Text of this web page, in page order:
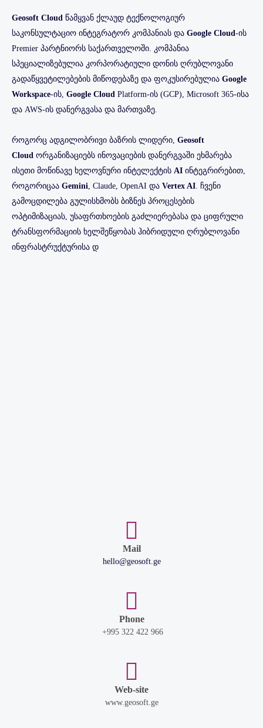
Geosoft Cloud წამყვან ქლაუდ ტექნოლოგიურ
საკონსულტაციო ინტეგრატორ კომპანიას და Google Cloud-ის
Premier პარტნიორს საქართველოში. კომპანია
სპეციალიზებულია კორპორატიული დონის ღრუბლოვანი
გადაწყვეტილებების მიწოდებაზე და ფოკუსირებულია Google
Workspace-ის, Google Cloud Platform-ის (GCP), Microsoft 365-ისა
და AWS-ის დანერგვასა და მართვაზე.
როგორც ადგილობრივი ბაზრის ლიდერი, Geosoft
Cloud ორგანიზაციებს ინოვაციების დანერგვაში ეხმარება
ისეთი მოწინავე ხელოვნური ინტელექტის AI ინტეგრირებით,
როგორიცაა Gemini, Claude, OpenAI და Vertex AI. ჩვენი
გამოცდილება გულისხმობს ბიზნეს პროცესების
ოპტიმიზაციას, უსაფრთხოების გაძლიერებასა და ციფრული
ტრანსფორმაციის ხელშეწყობას ჰიბრიდული ღრუბლოვანი
ინფრასტრუქტურისა დ
Mail
hello@geosoft.ge
Phone
+995 322 422 966
Web-site
www.geosoft.ge